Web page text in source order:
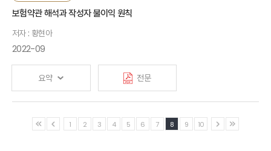
지속적인 증가는 건강보험 재정의 효율적 사용에 장애로 작용함.
위축되는 실정임. 국민건강보험의 효율적 재원 활용과
실손의료보험의 지속성 제고를 위해서는 비급여 공급의 효과적인
관리 방안을 핵심으로 건강보장 정책을 마련할 필요가 있음.
민관협의 채널을 통해 과잉공급되는 비급여를 집중관리하고,
중장기적으로 비급여 관리기전 구축을 제안함
보험약관 해석과 작성자 불이익 원칙
저자 : 황현아
2022-09
요약 전문
작성자 불이익 원칙은 책임성, 형평성, 투명성, 효용성 측면에서
보험의 역할 확대 및 소비자 보호에 기여해 왔음. 그러나 작성자
1 2 3 4 5 6 7 8 9 10